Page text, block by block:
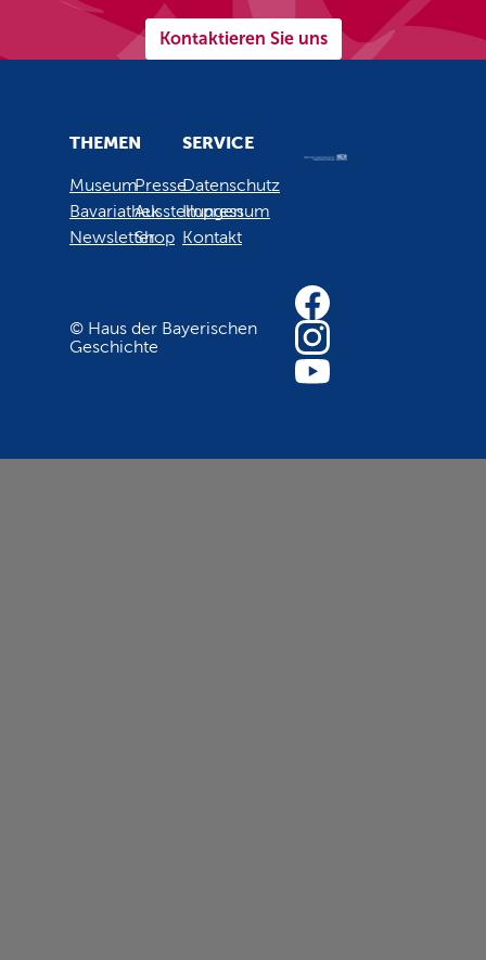
Kontaktieren Sie uns
THEMEN
Museum
Bavariathek
Newsletter
Presse
Ausstellungen
Shop
SERVICE
Datenschutz
Impressum
Kontakt
© Haus der Bayerischen
Geschichte